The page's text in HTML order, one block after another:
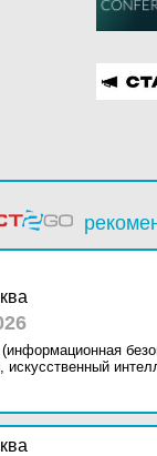
искусственный